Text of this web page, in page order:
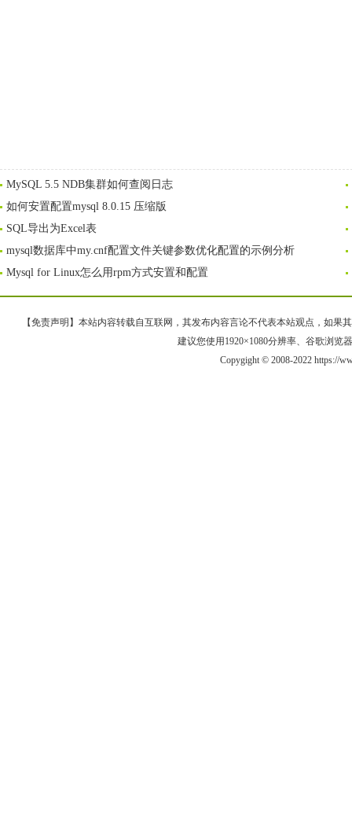
MySQL 5.5 NDB集群如何查阅日志
如何安置配置mysql 8.0.15 压缩版
SQL导出为Excel表
mysql数据库中my.cnf配置文件关键参数优化配置的示例分析
Mysql for Linux怎么用rpm方式安置和配置
【免责声明】本站内容转载自互联网，其发布内容言论不代表本站观点，如果
建议您使用1920×1080分辨率、谷歌浏览
Copygight © 2008-2022 https://